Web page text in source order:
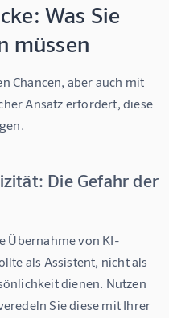
Was Sie
müssen
Chancen, aber auch mit
Ansatz erfordert, diese
Die Gefahr der
Übernahme von KI-
als Assistent, nicht als
dienen. Nutzen
Sie diese mit Ihrer